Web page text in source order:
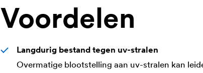
Voordelen
Langdurig bestand tegen uv-stralen
Overmatige blootstelling aan uv-stralen kan